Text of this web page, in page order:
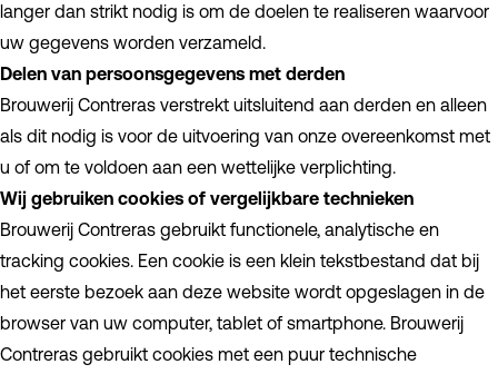
langer dan strikt nodig is om de doelen te realiseren waarvoor
uw gegevens worden verzameld.
Delen van persoonsgegevens met derden
Brouwerij Contreras verstrekt uitsluitend aan derden en alleen
als dit nodig is voor de uitvoering van onze overeenkomst met
u of om te voldoen aan een wettelijke verplichting.
Wij gebruiken cookies of vergelijkbare technieken
Brouwerij Contreras gebruikt functionele, analytische en
tracking cookies. Een cookie is een klein tekstbestand dat bij
het eerste bezoek aan deze website wordt opgeslagen in de
browser van uw computer, tablet of smartphone. Brouwerij
Contreras gebruikt cookies met een puur technische